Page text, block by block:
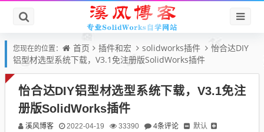
您现在的位置： 首页 插件和宏 solidworks插件
怡合达DIY
铝型材选型系统下载，V3.1免注册版SolidWorks插件
怡合达DIY铝型材选型系统下载，V3.1免注
册版SolidWorks插件
溪风博客 2022-04-19 33390 4条评论 默认